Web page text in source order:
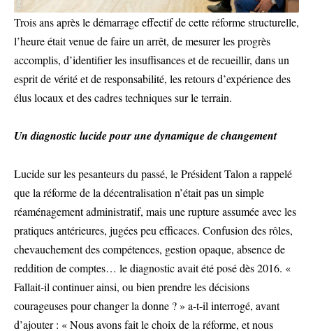
Trois ans après le démarrage effectif de cette réforme structurelle,
l’heure était venue de faire un arrêt, de mesurer les progrès
accomplis, d’identifier les insuffisances et de recueillir, dans un
esprit de vérité et de responsabilité, les retours d’expérience des
élus locaux et des cadres techniques sur le terrain.
Un diagnostic lucide pour une dynamique de changement
Lucide sur les pesanteurs du passé, le Président Talon a rappelé
que la réforme de la décentralisation n’était pas un simple
réaménagement administratif, mais une rupture assumée avec les
pratiques antérieures, jugées peu efficaces. Confusion des rôles,
chevauchement des compétences, gestion opaque, absence de
reddition de comptes… le diagnostic avait été posé dès 2016. «
Fallait-il continuer ainsi, ou bien prendre les décisions
courageuses pour changer la donne ? » a-t-il interrogé, avant
d’ajouter : « Nous avons fait le choix de la réforme, et nous